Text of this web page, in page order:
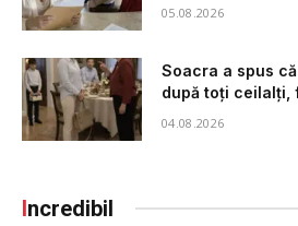
așteptau actele
totul se
05.08.2026
Soacra a spus
după toți ceilalți,
04.08.2026
Incredibil